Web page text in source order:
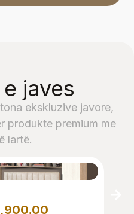
javes
ekskluzive javore,
produkte premium me
lartë.